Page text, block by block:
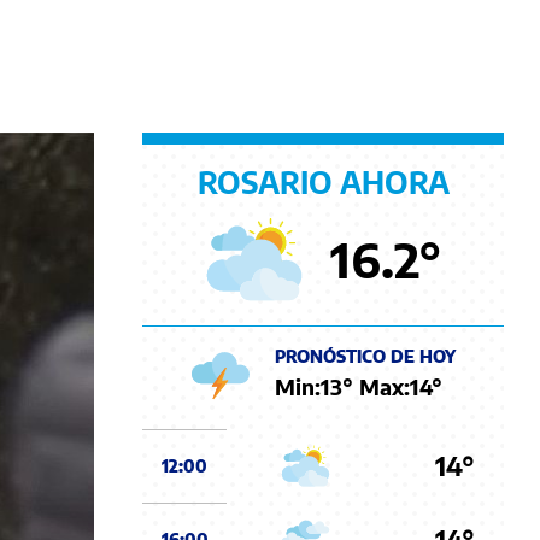
ROSARIO AHORA
16.2°
PRONÓSTICO DE HOY
Min:13° Max:14°
12:00 14°